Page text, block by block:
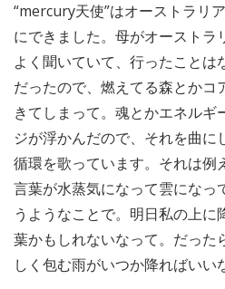
“mercury天使”はオーストラリ
にできました。母がオーストラ
よく聞いていて、行ったこと
だったので、燃えてる森とかコ
きてしまって。魂とかエネルギ
ジが浮かんだので、それを曲に
循環を歌っています。それは例
言葉が水蒸気になって雲になっ
うようなことで。明日私の上
葉かもしれないなって。だった
しく包む雨がいつか降ればいい